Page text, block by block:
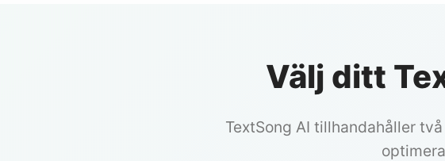
Välj ditt
TextSong AI tillhandahåller